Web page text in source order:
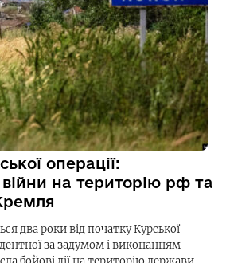
операції:
на територію рф та
два роки від початку Курської
за задумом і виконанням